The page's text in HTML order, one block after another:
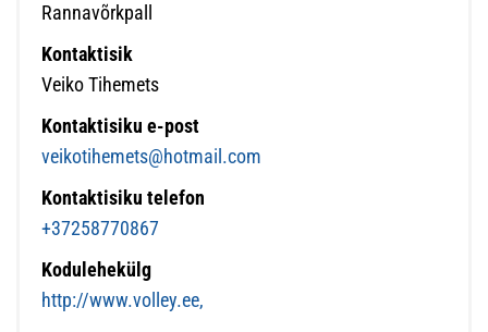
Rannavõrkpall
Kontaktisik
Veiko Tihemets
Kontaktisiku e-post
veikotihemets@hotmail.com
Kontaktisiku telefon
+37258770867
Kodulehekülg
http://www.volley.ee,